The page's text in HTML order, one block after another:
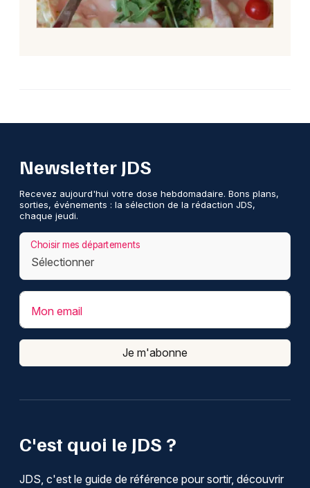
C'est quoi le JDS ?
JDS, c'est le guide de référence pour sortir, découvrir
Newsletter JDS
Recevez aujourd'hui votre dose hebdomadaire. Bons plans,
sorties, événements : la sélection de la rédaction JDS,
chaque jeudi.
Choisir mes départements
Mon email
Je m'abonne